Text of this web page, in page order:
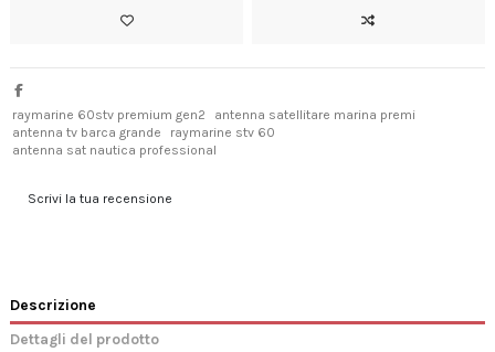
raymarine 60stv premium gen2
antenna satellitare marina premi
antenna tv barca grande
raymarine stv 60
antenna sat nautica professional
Scrivi la tua recensione
Descrizione
Dettagli del prodotto